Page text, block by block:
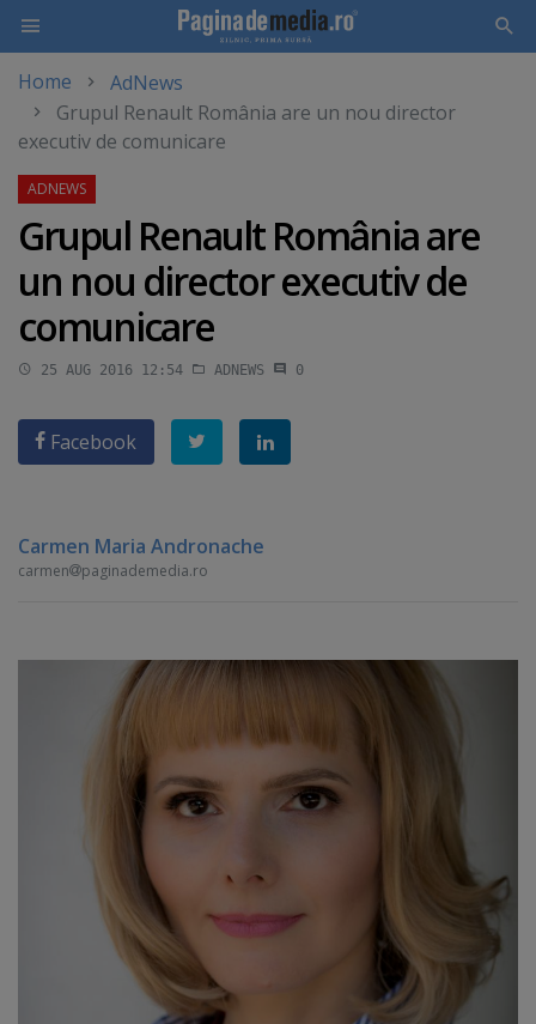
main
content
Home
AdNews
Grupul Renault România are un nou director
executiv de comunicare
Grupul Renault România are
un nou director executiv de
comunicare
25 AUG 2016 12:54 ADNEWS 0
Facebook
Carmen Maria Andronache
carmen paginademedia.ro